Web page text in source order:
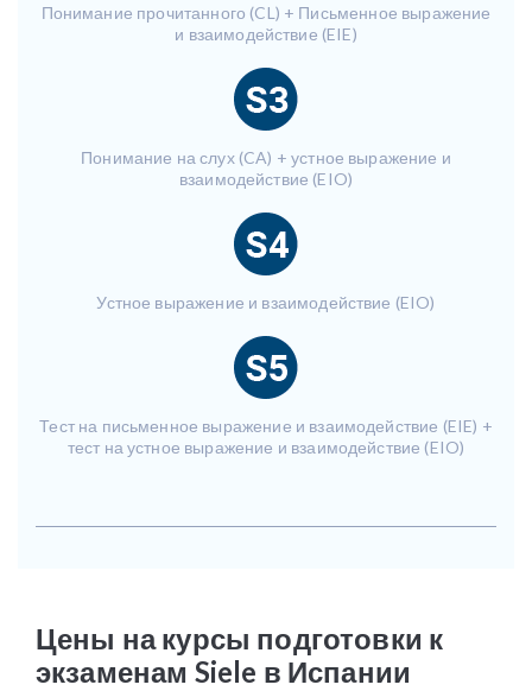
Понимание прочитанного (CL) + Письменное выражение
и взаимодействие (EIE)
Понимание на слух (CA) + устное выражение и
взаимодействие (EIO)
Устное выражение и взаимодействие (EIO)
Тест на письменное выражение и взаимодействие (EIE) +
тест на устное выражение и взаимодействие (EIO)
Цены на курсы подготовки к
экзаменам Siele в Испании